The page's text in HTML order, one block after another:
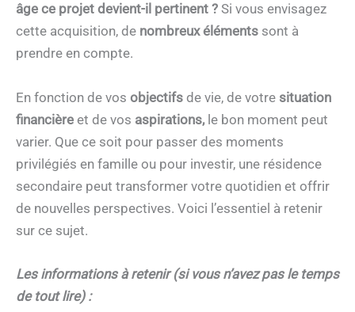
âge ce projet devient-il pertinent ? Si vous envisagez
cette acquisition, de nombreux éléments sont à
prendre en compte.
En fonction de vos objectifs de vie, de votre situation
financière et de vos aspirations,le bon moment peut
varier. Que ce soit pour passer des moments
privilégiés en famille ou pour investir, une résidence
secondaire peut transformer votre quotidien et offrir
de nouvelles perspectives. Voici l’essentiel à retenir
sur ce sujet.
Les informations à retenir (si vous n’avez pas le temps
de tout lire) :